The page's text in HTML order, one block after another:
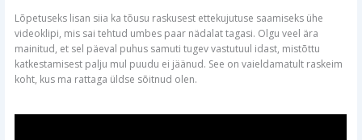
Lõpetuseks lisan siia ka tõusu raskusest ettekujutuse saamiseks ühe
videoklipi, mis sai tehtud umbes paar nädalat tagasi. Olgu veel ära
mainitud, et sel päeval puhus samuti tugev vastutuul idast, mistõttu
katkestamisest palju mul puudu ei jäänud. See on vaieldamatult raskeim
koht, kus ma rattaga üldse sõitnud olen.